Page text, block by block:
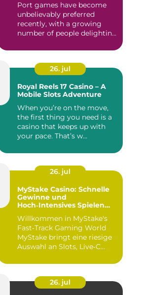
Port games have become
unbelievably preferred
recently, with a growing
number of people delighting
26. jul
Royal Reels 17 Casino – A
Mobile Slots Adventure
When you’re on the move,
the first thing you need is a
casino that keeps up with
your pace. That’s w...
26. jul
MyStake Casino: Schnelle
Gewinne und
Hoch‑Intensives Spielen
Willkommen in MyStake's
Fast‑Track Gaming World
MyStake bringt eine riesige
Auswahl an Slots, Live‑C...
26. jul